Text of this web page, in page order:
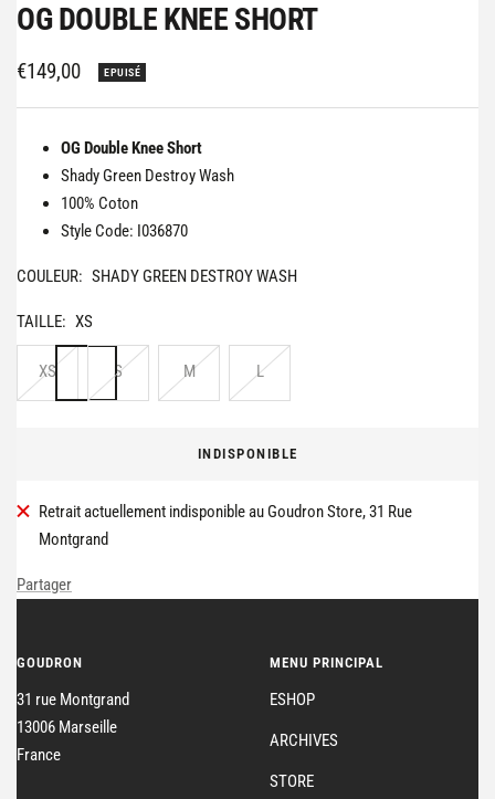
1
2
OG DOUBLE KNEE SHORT
Prix
de
vente
€149,00 EPUISÉ
OG Double Knee Short
Shady Green Destroy Wash
100% Coton
Style Code: I036870
COULEUR: SHADY GREEN DESTROY WASH
TAILLE: XS
XS S M L
INDISPONIBLE
Retrait actuellement indisponible au Goudron Store, 31 Rue
Montgrand
Partager
GOUDRON
31 rue Montgrand
13006 Marseille
France
MENU PRINCIPAL
ESHOP
ARCHIVES
STORE